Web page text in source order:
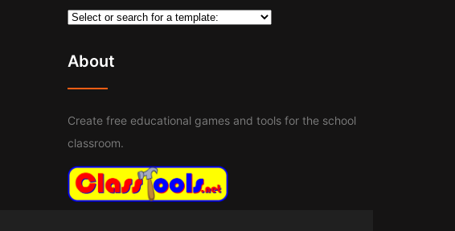
About
Create free educational games and tools for the school
classroom.